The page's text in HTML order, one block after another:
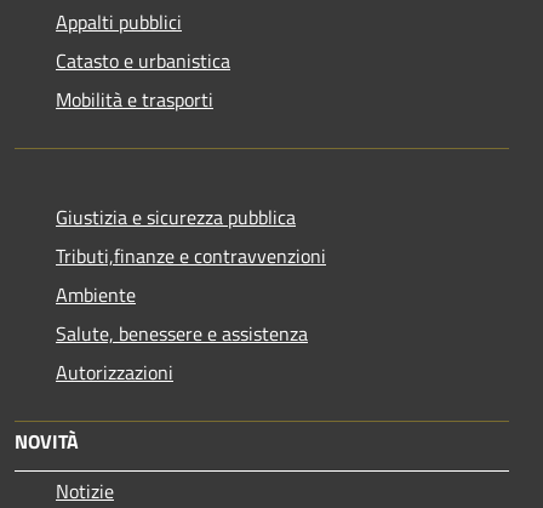
Appalti pubblici
Catasto e urbanistica
Mobilità e trasporti
Giustizia e sicurezza pubblica
Tributi,finanze e contravvenzioni
Ambiente
Salute, benessere e assistenza
Autorizzazioni
NOVITÀ
Notizie